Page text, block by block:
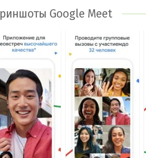
Google Meet